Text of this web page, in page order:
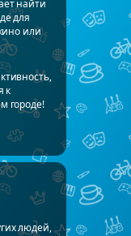
найти
для
или
к
городе!
людей,